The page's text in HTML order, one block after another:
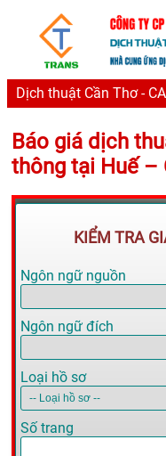
Dịch thuật Cần Thơ -
Báo giá dịch
thông tại Huế –
KIỂM TRA
Ngôn ngữ nguồn
Ngôn ngữ đích
Loại hồ sơ
Số trang